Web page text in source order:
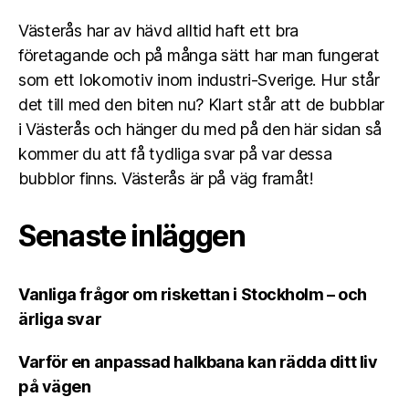
Västerås har av hävd alltid haft ett bra
företagande och på många sätt har man fungerat
som ett lokomotiv inom industri-Sverige. Hur står
det till med den biten nu? Klart står att de bubblar
i Västerås och hänger du med på den här sidan så
kommer du att få tydliga svar på var dessa
bubblor finns. Västerås är på väg framåt!
Senaste inläggen
Vanliga frågor om riskettan i Stockholm – och
ärliga svar
Varför en anpassad halkbana kan rädda ditt liv
på vägen